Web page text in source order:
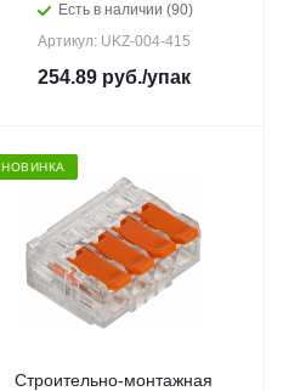
Есть в наличии (90)
Артикул: UKZ-004-415
254.89руб./упак
НОВИНКА
Строительно-монтажная